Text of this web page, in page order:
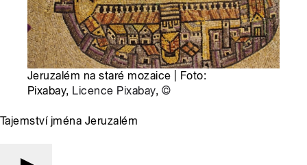
Jeruzalém na staré mozaice | Foto:
Pixabay, Licence Pixabay, ©
Tajemství jména Jeruzalém